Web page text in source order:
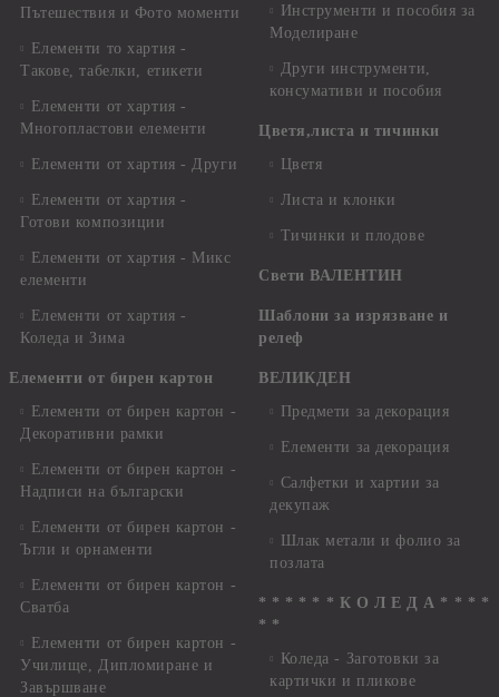
Пътешествия и Фото моменти
Елементи то хартия -
Такове, табелки, етикети
Елементи от хартия -
Многопластови елементи
Елементи от хартия - Други
Елементи от хартия -
Готови композиции
Елементи от хартия - Микс
елементи
Елементи от хартия -
Коледа и Зима
Елементи от бирен картон
Елементи от бирен картон -
Декоративни рамки
Елементи от бирен картон -
Надписи на български
Елементи от бирен картон -
Ъгли и орнаменти
Елементи от бирен картон -
Сватба
Елементи от бирен картон -
Училище, Дипломиране и
Завършване
Инструменти и пособия за
Моделиране
Други инструменти,
консумативи и пособия
Цветя,листа и тичинки
Цветя
Листа и клонки
Тичинки и плодове
Свети ВАЛЕНТИН
Шаблони за изрязване и
релеф
ВЕЛИКДЕН
Предмети за декорация
Елементи за декорация
Салфетки и хартии за
декупаж
Шлак метали и фолио за
позлата
* * * * * * К О Л Е Д А * * * *
* *
Коледа - Заготовки за
картички и пликове